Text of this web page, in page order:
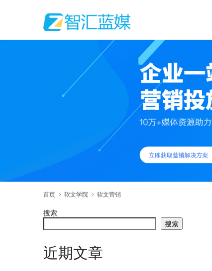
首页 软文学院 软文营销
搜索
搜索
近期文章